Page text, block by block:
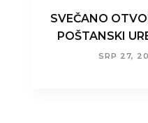
SVEČANO
POŠTANSKI
SRP 27,